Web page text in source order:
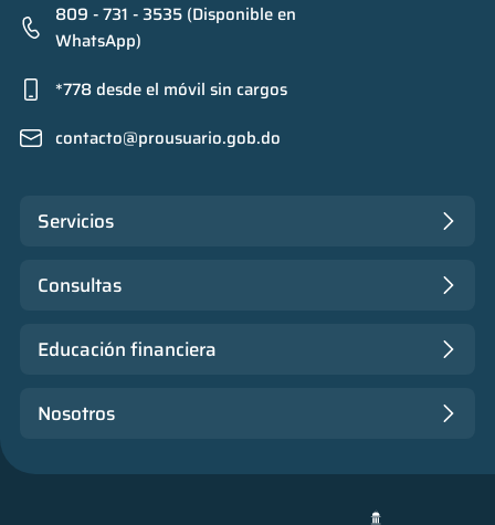
809 - 731 - 3535 (Disponible en
WhatsApp)
*778 desde el móvil sin cargos
contacto@prousuario.gob.do
Servicios
Consultas
Educación financiera
Nosotros